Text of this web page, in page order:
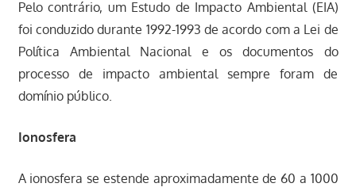
Pelo contrário, um Estudo de Impacto Ambiental (EIA)
foi conduzido durante 1992-1993 de acordo com a Lei de
Política Ambiental Nacional e os documentos do
processo de impacto ambiental sempre foram de
domínio público.
Ionosfera
A ionosfera se estende aproximadamente de 60 a 1000